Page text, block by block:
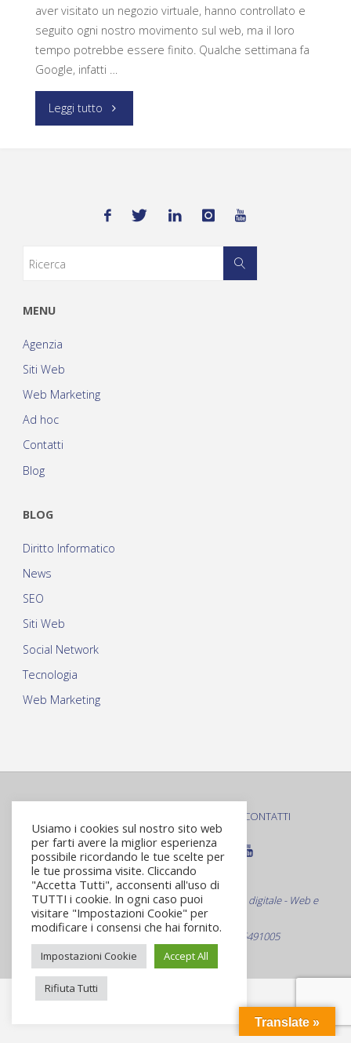
aver visitato un negozio virtuale, hanno controllato e
seguito ogni nostro movimento sul web, ma il loro
tempo potrebbe essere finito. Qualche settimana fa
Google, infatti …
Leggi tutto
MENU
Agenzia
Siti Web
Web Marketing
Ad hoc
Contatti
Blog
BLOG
Diritto Informatico
News
SEO
Siti Web
Social Network
Tecnologia
Web Marketing
CONTATTI
© Roma Virtuale S.r.L.
Web Agency Specializzata nella comunicazione digitale - Web e
non solo
Via Bevagna 21 - Roma C.F./P.Iva 09916491005
Usiamo i cookies sul nostro sito web
per farti avere la miglior esperienza
possibile ricordando le tue scelte per
le tue prossima visite. Cliccando
"Accetta Tutti", acconsenti all'uso di
TUTTI i cookie. In ogni caso puoi
visitare "Impostazioni Cookie" per
modificare i consensi che hai fornito.
Impostazioni Cookie Accept All
Rifiuta Tutti
Translate »